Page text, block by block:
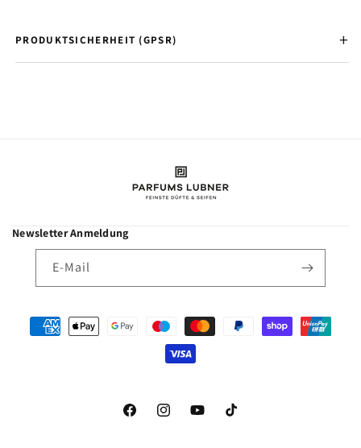
PRODUKTSICHERHEIT (GPSR)
Newsletter Anmeldung
E-Mail
Zahlungsmethoden
FacebookInstagramYouTubeTikTok